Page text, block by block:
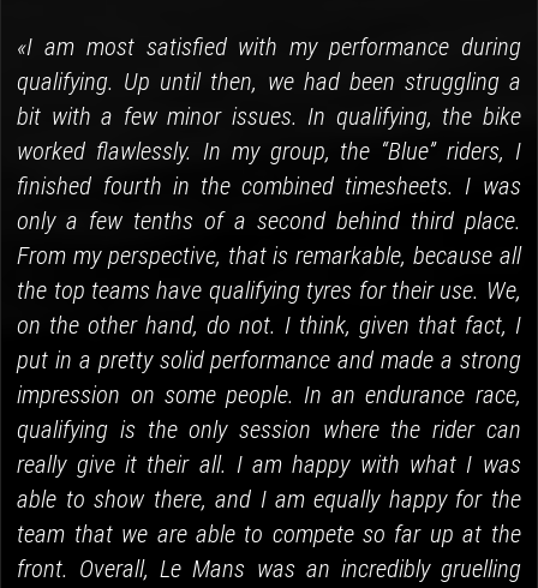
«I am most satisfied with my performance during
qualifying. Up until then, we had been struggling a
bit with a few minor issues. In qualifying, the bike
worked flawlessly. In my group, the “Blue” riders, I
finished fourth in the combined timesheets. I was
only a few tenths of a second behind third place.
From my perspective, that is remarkable, because all
the top teams have qualifying tyres for their use. We,
on the other hand, do not. I think, given that fact, I
put in a pretty solid performance and made a strong
impression on some people. In an endurance race,
qualifying is the only session where the rider can
really give it their all. I am happy with what I was
able to show there, and I am equally happy for the
team that we are able to compete so far up at the
front. Overall, Le Mans was an incredibly gruelling